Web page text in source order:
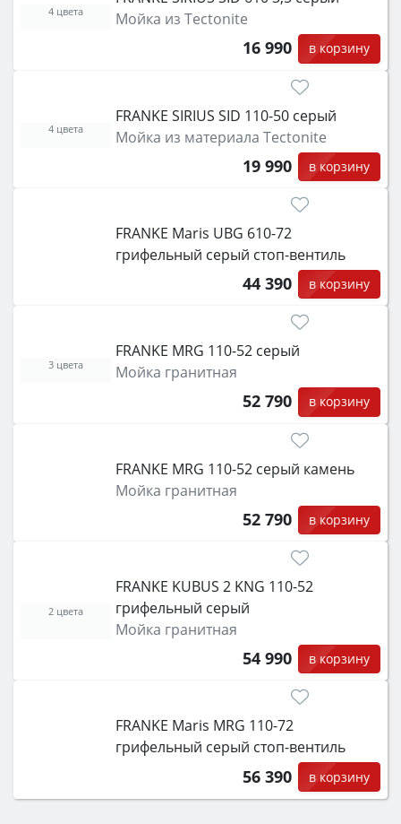
функции (конвекция, гриль, самоочистка,
защита от детей).Мойка из Tectonite
16 990 в корзину
4 цвета
FRANKE SIRIUS SID 110-50 серый
Мойка из материала Tectonite
19 990 в корзину
4 цвета
FRANKE Maris UBG 610-72
грифельный серый стоп-вентиль
44 390 в корзину
FRANKE MRG 110-52 серый
Мойка гранитная
52 790 в корзину
3 цвета
FRANKE MRG 110-52 серый камень
Мойка гранитная
52 790 в корзину
FRANKE KUBUS 2 KNG 110-52
грифельный серый
Мойка гранитная
54 990 в корзину
2 цвета
FRANKE Maris MRG 110-72
грифельный серый стоп-вентиль
56 390 в корзину